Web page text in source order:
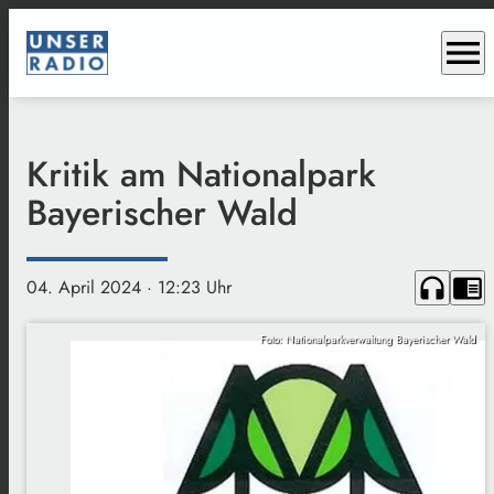
menu
Kritik am Nationalpark
Bayerischer Wald
04. April 2024 · 12:23 Uhr headphones chrome_reader_mode
Foto: Nationalparkverwaltung Bayerischer Wald